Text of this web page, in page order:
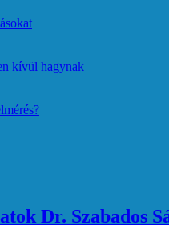
kívül hagynak
Dr. Szabados